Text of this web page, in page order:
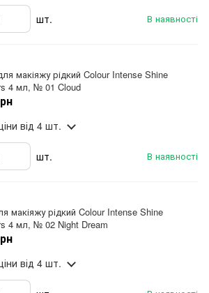
В наявності
шт.
макіяжу рідкий Colour Intense Shine
4 мл, № 01 Cloud
В наявності
від 4 шт.
шт.
макіяжу рідкий Colour Intense Shine
4 мл, № 02 Night Dream
від 4 шт.